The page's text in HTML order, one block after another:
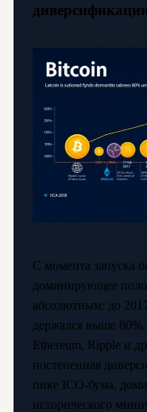
С момента запуска
доминирующее
абсолютным: до
держался выше
Ethereum, Ripple и
постепенная
пике ICO-бумa,
исторического